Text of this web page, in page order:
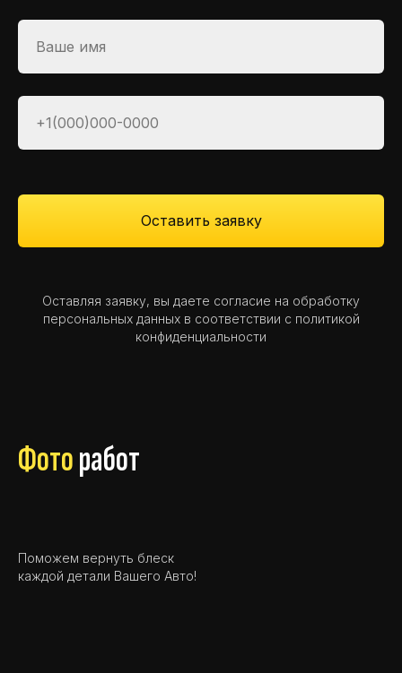
Оставить заявку
Оставляя заявку, вы даете согласие на обработку
персональных данныхв соответствии с политикой
конфиденциальности
Фоторабот
Поможем вернуть блеск
каждой детали Вашего Авто!